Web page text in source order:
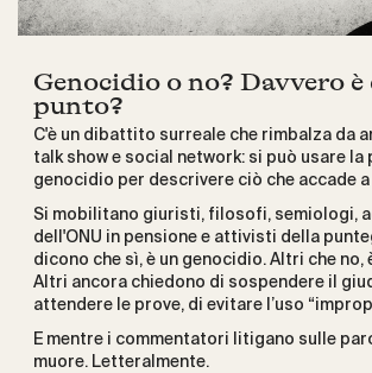
Genocidio o no? Davvero
punto?
C'è un dibattito surreale che rimbalza da
talk show e social network: si può usare la
genocidio per descrivere ciò che accade a
Si mobilitano giuristi, filosofi, semiologi,
dell'ONU in pensione e attivisti della
dicono che sì, è un genocidio. Altri che no,
Altri ancora chiedono di sospendere il
attendere le prove, di evitare l’uso
E mentre i commentatori litigano sulle
muore. Letteralmente.